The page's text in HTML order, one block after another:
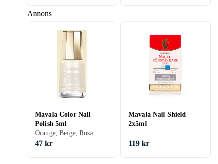
Annons
Mavala Color Nail
Polish 5ml
Orange, Beige, Rosa
47 kr
Mavala Nail Shield
2x5ml
119 kr